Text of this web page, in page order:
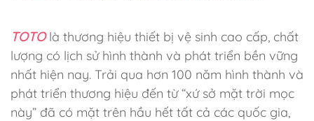
TOTOlà thương hiệu thiết bị vệ sinh cao cấp, chất
lượng có lịch sử hình thành và phát triển bền vững
nhất hiện nay. Trải qua hơn 100 năm hình thành và
phát triển thương hiệu đến từ “xứ sở mặt trời mọc
này” đã có mặt trên hầu hết tất cả các quốc gia,